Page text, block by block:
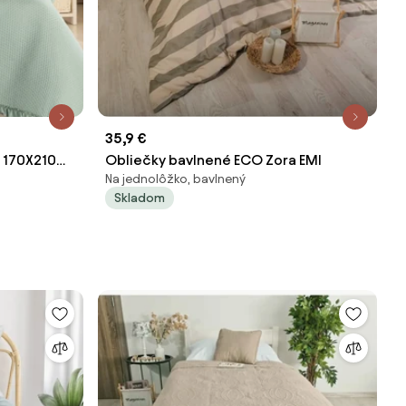
170X210
35,9 €
Obliečky bavlnené ECO Zora EMI
Na jednolôžko, bavlnený
Skladom